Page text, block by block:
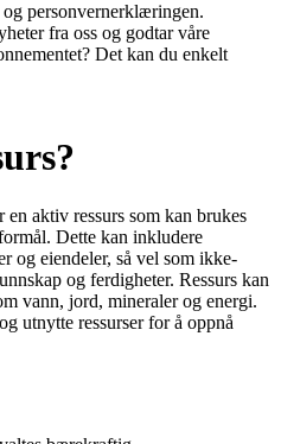
personvernerklæringen.
fra oss og godtar våre
Det kan du enkelt
aktiv ressurs som kan brukes
Dette kan inkludere
og eiendeler, så vel som ikke-
og ferdigheter. Ressurs kan
vann, jord, mineraler og energi.
utnytte ressurser for å oppnå